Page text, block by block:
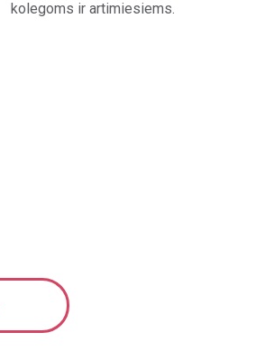
kolegoms ir artimiesiems.